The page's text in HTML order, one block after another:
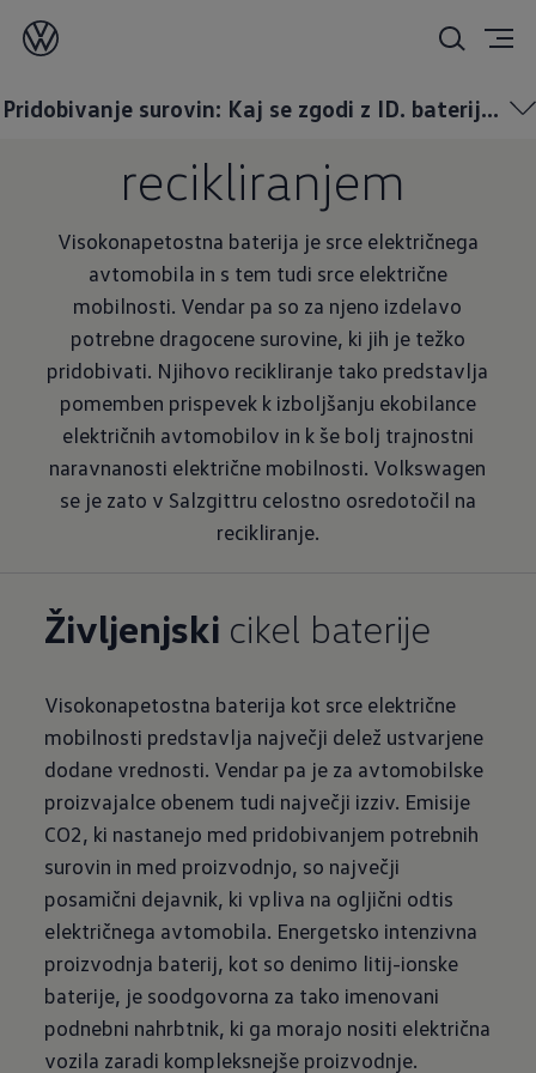
Pridobivanje surovin: Kaj se zgodi z ID. baterijo?
surovinz
recikliranjem
Visokonapetostna baterija je srce električnega
avtomobila in s tem tudi srce električne
mobilnosti. Vendar pa so za njeno izdelavo
potrebne dragocene surovine, ki jih je težko
pridobivati. Njihovo recikliranje tako predstavlja
pomemben prispevek k izboljšanju ekobilance
električnih avtomobilov in k še bolj trajnostni
naravnanosti električne mobilnosti. Volkswagen
se je zato v Salzgittru celostno osredotočil na
recikliranje.
Življenjski cikel baterije
Visokonapetostna baterija kot srce električne
mobilnosti predstavlja največji delež ustvarjene
dodane vrednosti. Vendar pa je za avtomobilske
proizvajalce obenem tudi največji izziv. Emisije
CO2, ki nastanejo med pridobivanjem potrebnih
surovin in med proizvodnjo, so največji
posamični dejavnik, ki vpliva na ogljični odtis
električnega avtomobila. Energetsko intenzivna
proizvodnja baterij, kot so denimo litij-ionske
baterije, je soodgovorna za tako imenovani
podnebni nahrbtnik, ki ga morajo nositi električna
vozila zaradi kompleksnejše proizvodnje.